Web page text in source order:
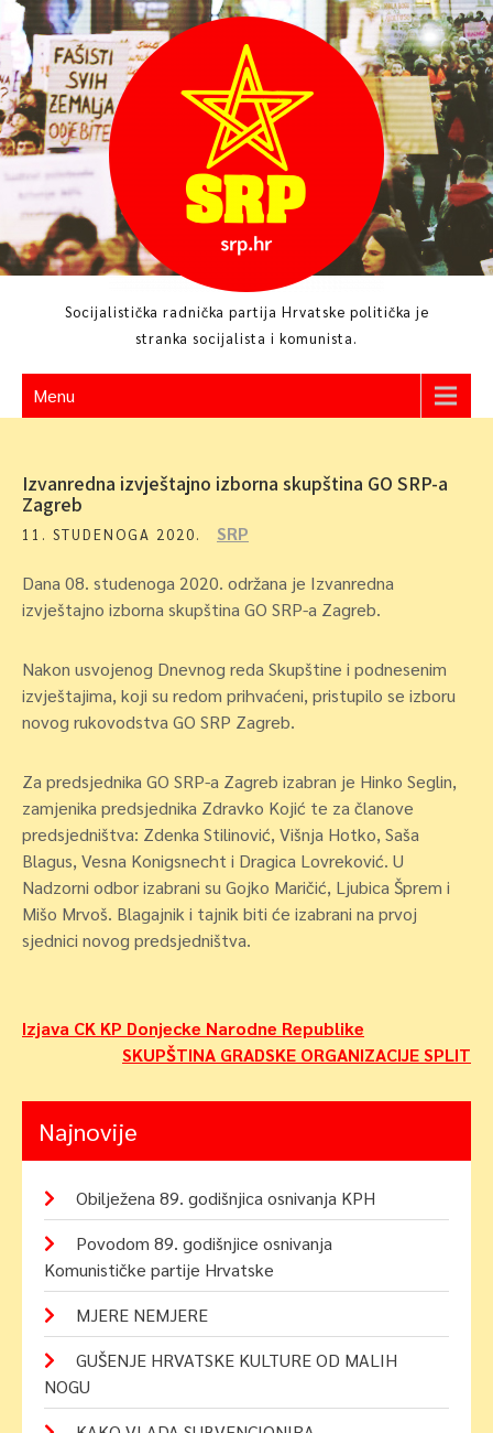
Skip
to
content
Socijalistička radnička partija Hrvatske politička je
stranka socijalista i komunista.
Menu
Izvanredna izvještajno izborna skupština GO SRP-a
Zagreb
11. STUDENOGA 2020. SRP
Dana 08. studenoga 2020. održana je Izvanredna
izvještajno izborna skupština GO SRP-a Zagreb.
Nakon usvojenog Dnevnog reda Skupštine i podnesenim
izvještajima, koji su redom prihvaćeni, pristupilo se izboru
novog rukovodstva GO SRP Zagreb.
Za predsjednika GO SRP-a Zagreb izabran je Hinko Seglin,
zamjenika predsjednika Zdravko Kojić te za članove
predsjedništva: Zdenka Stilinović, Višnja Hotko, Saša
Blagus, Vesna Konigsnecht i Dragica Lovreković. U
Nadzorni odbor izabrani su Gojko Maričić, Ljubica Šprem i
Mišo Mrvoš. Blagajnik i tajnik biti će izabrani na prvoj
sjednici novog predsjedništva.
Navigacija
objava
Izjava CK KP Donjecke Narodne Republike
SKUPŠTINA GRADSKE ORGANIZACIJE SPLIT
Najnovije
Obilježena 89. godišnjica osnivanja KPH
Povodom 89. godišnjice osnivanja
Komunističke partije Hrvatske
MJERE NEMJERE
GUŠENJE HRVATSKE KULTURE OD MALIH
NOGU